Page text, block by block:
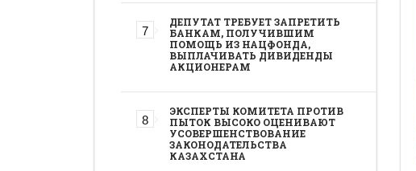
ДЕПУТАТ ТРЕБУЕТ ЗАПРЕТИТЬ
БАНКАМ, ПОЛУЧИВШИМ
ПОМОЩЬ ИЗ НАЦФОНДА,
ВЫПЛАЧИВАТЬ ДИВИДЕНДЫ
АКЦИОНЕРАМ
ЭКСПЕРТЫ КОМИТЕТА ПРОТИВ
ПЫТОК ВЫСОКО ОЦЕНИВАЮТ
УСОВЕРШЕНСТВОВАНИЕ
ЗАКОНОДАТЕЛЬСТВА
КАЗАХСТАНА